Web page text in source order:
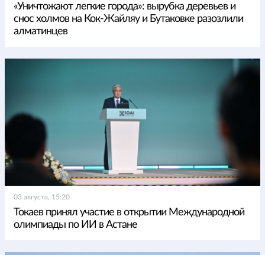
«Уничтожают легкие города»: вырубка деревьев и
снос холмов на Кок-Жайляу и Бутаковке разозлили
алматинцев
03 августа, 15:20
Токаев принял участие в открытии Международной
олимпиады по ИИ в Астане